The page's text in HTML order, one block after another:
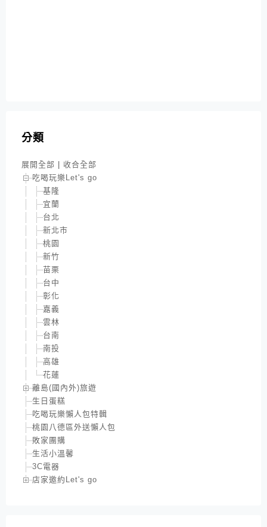
分類
展開全部
收合全部
吃喝玩樂Let's go
基隆
宜蘭
台北
新北市
桃園
新竹
苗栗
台中
彰化
嘉義
雲林
台南
南投
高雄
花蓮
離島(國內外)旅遊
生日蛋糕
吃喝玩樂懶人包特輯
桃園八德區外送懶人包
敗家團購
生活小溫馨
3C電器
店家邀約Let's go